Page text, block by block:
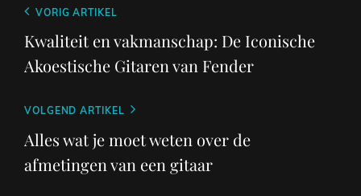
Berichtnavigatie
Vorig
bericht
VORIG ARTIKEL
Kwaliteit en vakmanschap: De Iconische
Akoestische Gitaren van Fender
Volgend
bericht
VOLGEND ARTIKEL
Alles wat je moet weten over de
afmetingen van een gitaar